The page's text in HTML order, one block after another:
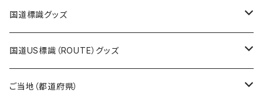
エコバッグ
モーテルキーホルダー
トートバッグ
エコバッグ
千葉ロッテマリーンズコラボ
モーテルキーホルダー
ホテルキーホルダー
トートバッグ
ホテルキーホルダー
ステッカー
ステッカー
ホテルキーホルダー
国道標識グッズ
ステッカー
国道0～99号線
Tシャツ
国道US標識（ROUTE）グッズ
ステッカー
ご当地（都道府県）